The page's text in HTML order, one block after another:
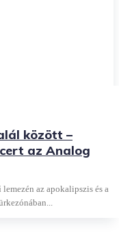
között –
az Analog
az apokalipszis és a